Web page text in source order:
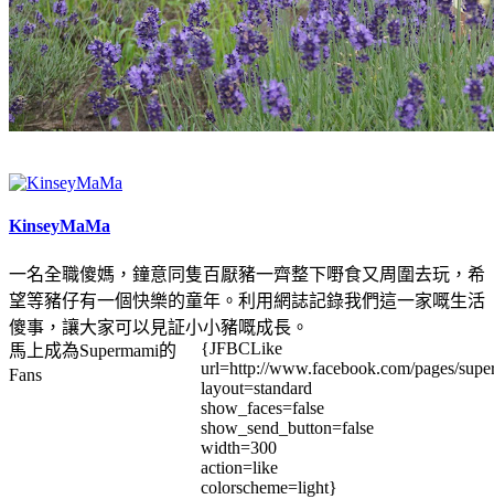
KinseyMaMa
一名全職傻媽，鐘意同隻百厭豬一齊整下嘢食又周圍去玩，希
望等豬仔有一個快樂的童年。利用網誌記錄我們這一家嘅生活
傻事，讓大家可以見証小小豬嘅成長。
馬上成為Supermami的
Fans
{JFBCLike
url=http://www.facebook.com/pages/
layout=standard
show_faces=false
show_send_button=false
width=300
action=like
colorscheme=light}